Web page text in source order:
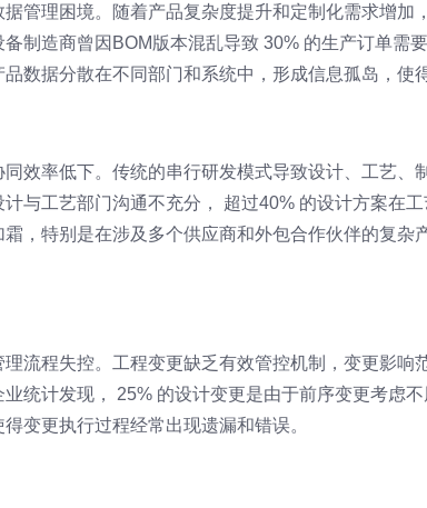
管理困境。随着产品复杂度提升和定制化需求增加
制造商曾因BOM版本混乱导致 30% 的生产订单需
数据分散在不同部门和系统中，形成信息孤岛，使
同效率低下。传统的串行研发模式导致设计、工艺、
计与工艺部门沟通不充分， 超过40% 的设计方案在
霜，特别是在涉及多个供应商和外包合作伙伴的复杂
流程失控。工程变更缺乏有效管控机制，变更影响
业统计发现， 25% 的设计变更是由于前序变更考虑
变更执行过程经常出现遗漏和错误。